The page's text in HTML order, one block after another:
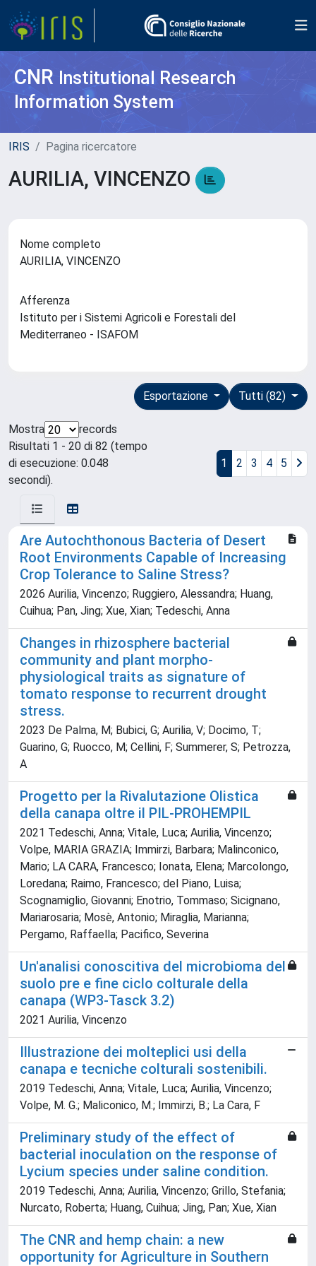
CNR Institutional Research
Information System
IRIS Pagina ricercatore
AURILIA, VINCENZO
Nome completo
AURILIA, VINCENZO
Afferenza
Istituto per i Sistemi Agricoli e Forestali del
Mediterraneo - ISAFOM
Tutti (82)
Esportazione
Mostra
records
Risultati 1 - 20 di 82 (tempo
di esecuzione: 0.048
secondi).
1 2 3 4 5
Are Autochthonous Bacteria of Desert
Root Environments Capable of Increasing
Crop Tolerance to Saline Stress?
2026 Aurilia, Vincenzo; Ruggiero, Alessandra; Huang,
Cuihua; Pan, Jing; Xue, Xian; Tedeschi, Anna
Changes in rhizosphere bacterial
community and plant morpho-
physiological traits as signature of
tomato response to recurrent drought
stress.
2023 De Palma, M; Bubici, G; Aurilia, V; Docimo, T;
Guarino, G; Ruocco, M; Cellini, F; Summerer, S; Petrozza,
A
Progetto per la Rivalutazione Olistica
della canapa oltre il PIL-PROHEMPIL
2021 Tedeschi, Anna; Vitale, Luca; Aurilia, Vincenzo;
Volpe, MARIA GRAZIA; Immirzi, Barbara; Malinconico,
Mario; LA CARA, Francesco; Ionata, Elena; Marcolongo,
Loredana; Raimo, Francesco; del Piano, Luisa;
Scognamiglio, Giovanni; Enotrio, Tommaso; Sicignano,
Mariarosaria; Mosè, Antonio; Miraglia, Marianna;
Pergamo, Raffaella; Pacifico, Severina
Un'analisi conoscitiva del microbioma del
suolo pre e fine ciclo colturale della
canapa (WP3-Tasck 3.2)
2021 Aurilia, Vincenzo
Illustrazione dei molteplici usi della
canapa e tecniche colturali sostenibili.
2019 Tedeschi, Anna; Vitale, Luca; Aurilia, Vincenzo;
Volpe, M. G.; Maliconico, M.; Immirzi, B.; La Cara, F
Preliminary study of the effect of
bacterial inoculation on the response of
Lycium species under saline condition.
2019 Tedeschi, Anna; Aurilia, Vincenzo; Grillo, Stefania;
Nurcato, Roberta; Huang, Cuihua; Jing, Pan; Xue, Xian
The CNR and hemp chain: a new
opportunity for Agriculture in Southern